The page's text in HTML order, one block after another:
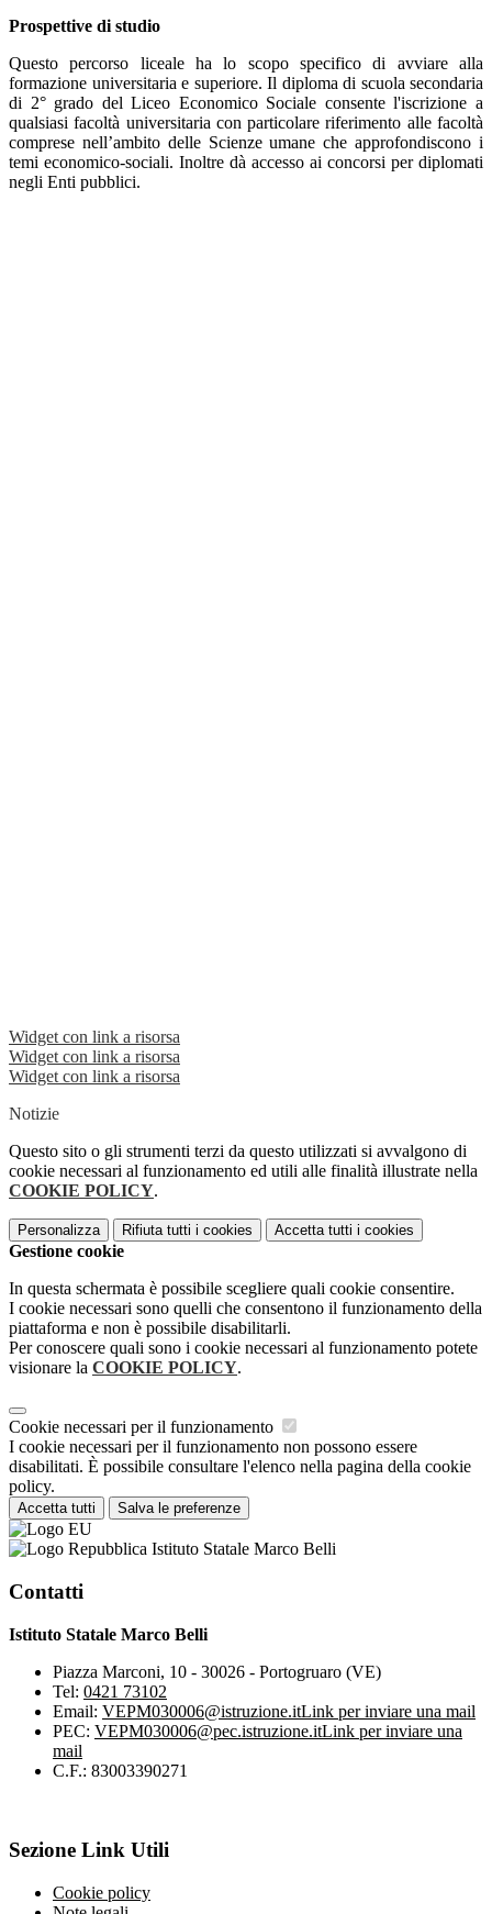
Prospettive di studio
Questo percorso liceale ha lo scopo specifico di avviare alla
formazione universitaria e superiore. Il diploma di scuola secondaria
di 2° grado del Liceo Economico Sociale consente l'iscrizione a
qualsiasi facoltà universitaria con particolare riferimento alle facoltà
comprese nell’ambito delle Scienze umane che approfondiscono i
temi economico-sociali. Inoltre dà accesso ai concorsi per diplomati
negli Enti pubblici.
Widget con link a risorsa
Widget con link a risorsa
Widget con link a risorsa
Notizie
Questo sito o gli strumenti terzi da questo utilizzati si avvalgono di
cookie necessari al funzionamento ed utili alle finalità illustrate nella
COOKIE POLICY.
Personalizza Rifiuta tutti i cookies Accetta tutti i cookies
Gestione cookie
In questa schermata è possibile scegliere quali cookie consentire.
I cookie necessari sono quelli che consentono il funzionamento della
piattaforma e non è possibile disabilitarli.
Per conoscere quali sono i cookie necessari al funzionamento potete
visionare la COOKIE POLICY.
Cookie necessari per il funzionamento
I cookie necessari per il funzionamento non possono essere
disabilitati. È possibile consultare l'elenco nella pagina della cookie
policy.
Accetta tutti Salva le preferenze
Istituto Statale Marco Belli
Contatti
Istituto Statale Marco Belli
Piazza Marconi, 10 - 30026 - Portogruaro (VE)
Tel: 0421 73102
Email: VEPM030006@istruzione.itLink per inviare una mail
PEC: VEPM030006@pec.istruzione.itLink per inviare una
mail
C.F.: 83003390271
Sezione Link Utili
Cookie policy